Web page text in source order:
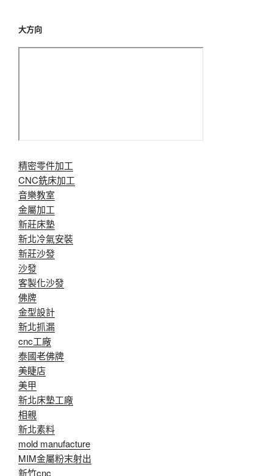
大方向
精密零件加工
CNC銑床加工
音樂教室
金屬加工
新莊床墊
新北冷氣安裝
新莊沙發
沙發
客製化沙發
佛牌
金型設計
新北抓漏
cnc工廠
泰國老佛牌
美睫店
美甲
新北床墊工廠
相親
新北素料
mold manufacture
MIM金屬粉末射出
新竹cnc